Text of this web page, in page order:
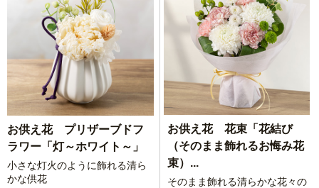
お供え花 プリザーブドフ
ラワー「灯～ホワイト～」
小さな灯火のように飾れる清ら
かな供花
お供え花 花束「花結び
（そのまま飾れるお悔み花
束）...
そのまま飾れる清らかな花々の